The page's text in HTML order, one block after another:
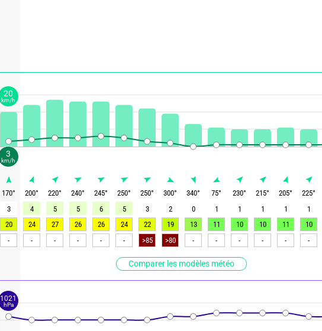
Comparer les modèles météo
170° 200° 220° 240° 245° 250° 250° 300° 340° 75° 230° 215° 205° 225°
3
4 5 5 6 5 3 2 0 1 1 1 1 1
20
24 27 26 26 24 22 19 13 11 10 10 11 10
-
- - - - - >85 >80 - - - - - -
3
km/h
20
km/h
1021
hPa